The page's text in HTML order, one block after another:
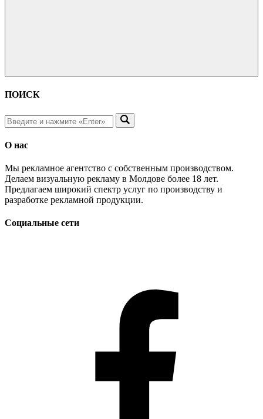
ПОИСК
О нас
Мы рекламное агентство с собственным производством.
Делаем визуальную рекламу в Молдове более 18 лет.
Предлагаем широкий спектр услуг по производству и
разработке рекламной продукции.
Социальные сети